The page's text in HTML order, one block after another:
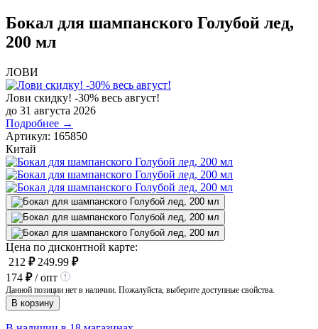
Бокал для шампанского Голубой лед,
200 мл
ЛОВИ
Лови скидку! -30% весь август!
до 31 августа 2026
Подробнее →
Артикул: 165850
Китай
Цена по дисконтной карте:
212 ₽ 249.99 ₽
174 ₽/ опт
Данной позиции нет в наличии. Пожалуйста, выберите доступные свойства.
В корзину